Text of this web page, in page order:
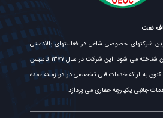
نفت
شرکتهای خصوصی شاغل در فعالیتهای بالادستی
صنایع نفت و گاز ایران شناخته می شود. این شرکت در سال ۱۳۷۷ تاسیس
کنون به ارائه خدمات فنی تخصصی در دو زمینه عمده
جانبی یکپارچه حفاری می پردازد.